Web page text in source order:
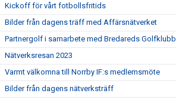
Kickoff för vårt fotbollsfritids
Bilder från dagens träff med Affärsnätverket
Partnergolf i samarbete med Bredareds Golfklubb
Nätverksresan 2023
Varmt välkomna till Norrby IF:s medlemsmöte
Bilder från dagens nätverksträff